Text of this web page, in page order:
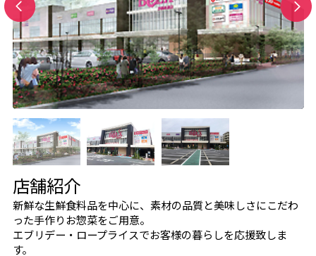
店舗紹介
新鮮な生鮮食料品を中心に、素材の品質と美味しさにこだわ
った手作りお惣菜をご用意。
エブリデー・ロープライスでお客様の暮らしを応援致しま
す。